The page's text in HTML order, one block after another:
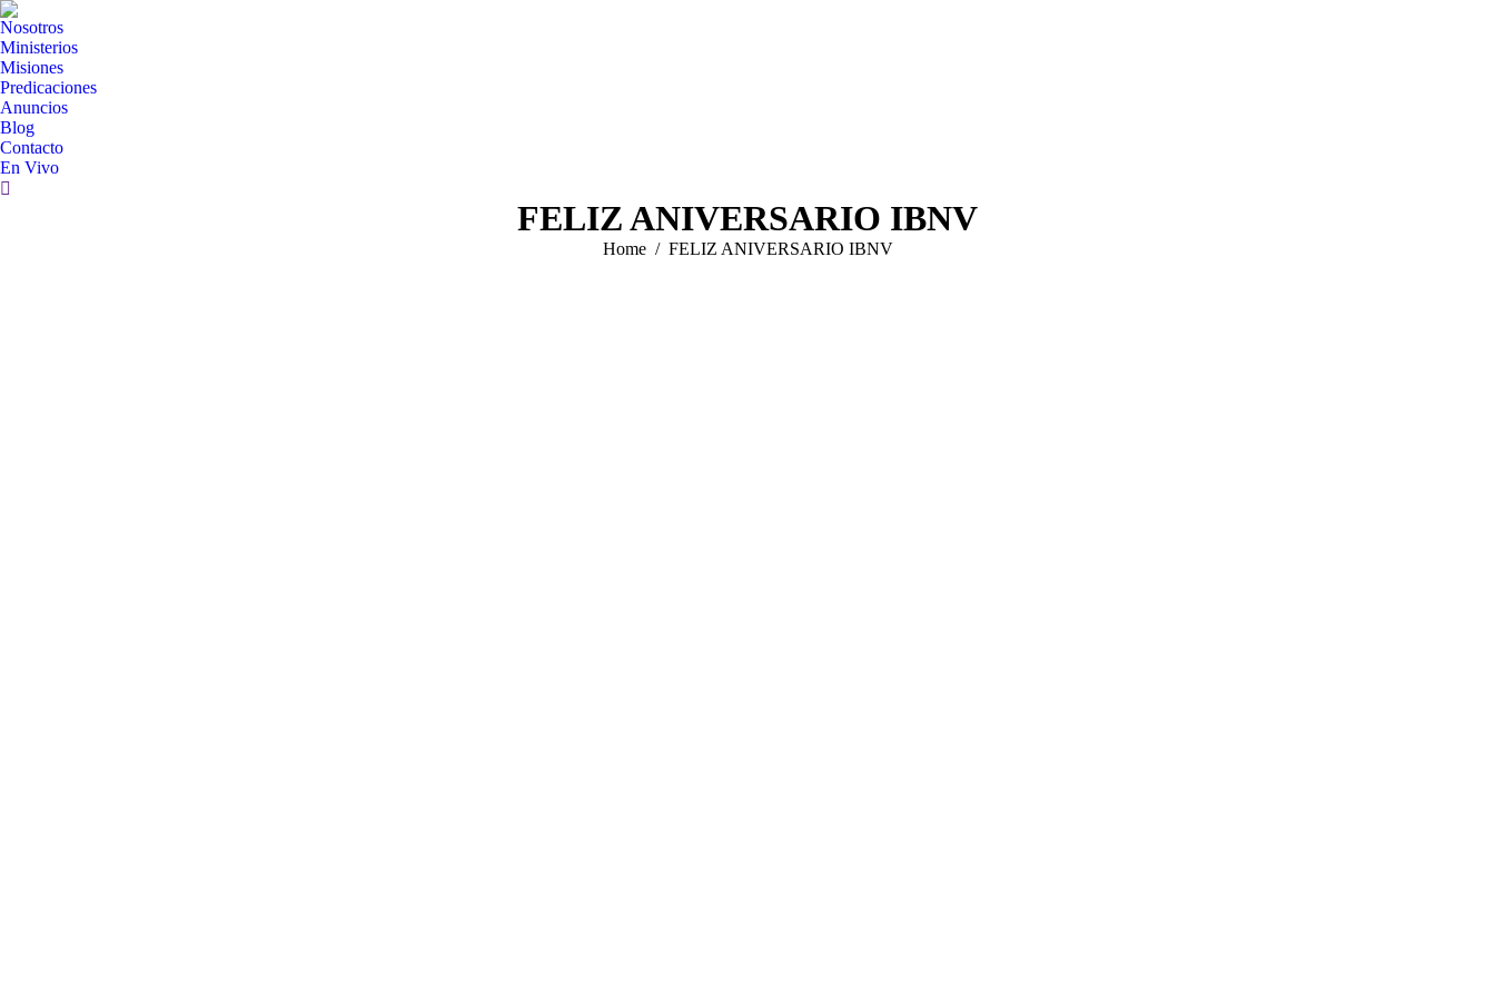
Nosotros
Ministerios
Misiones
Predicaciones
Anuncios
Blog
Contacto
En Vivo
Search:
FELIZ ANIVERSARIO IBNV
You are here:
Home FELIZ ANIVERSARIO IBNV